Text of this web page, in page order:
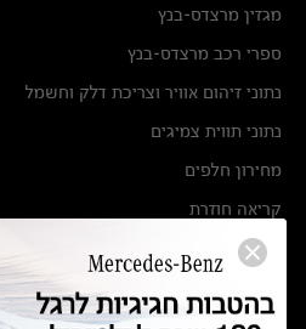
מגזין מרצדס-בנץ
ספרי רכב מרצדס-בנץ
נתוני זיהום אוויר וצריכת דלק וחשמל
נתוני תווית צמיגים
מחירון חלפים
קריאה חוזרת
הודעה על הטבות לרכבי מרצדס בהסדר פשרה בתצ